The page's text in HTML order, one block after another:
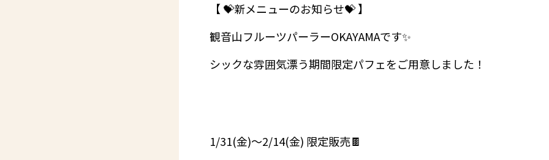
【 💝新メニューのお知らせ💝 】
観音山フルーツパーラーOKAYAMAです✨
シックな雰囲気漂う期間限定パフェをご用意しました！
1/31(金)～2/14(金) 限定販売🍫